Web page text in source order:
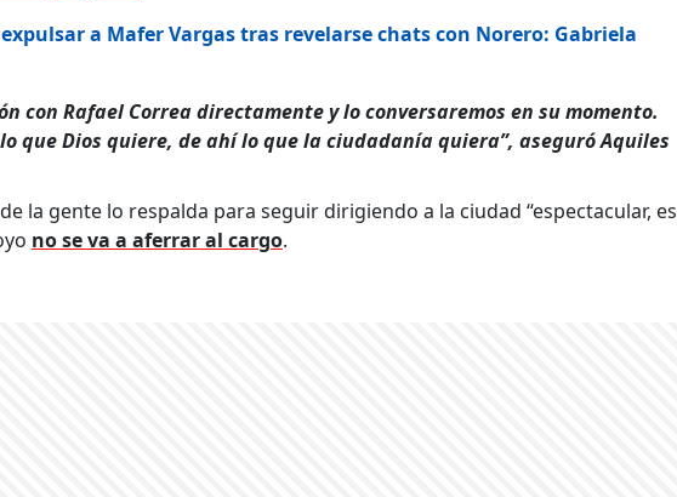
a Mafer Vargas tras revelarse chats con Norero: Gabriela
con Rafael Correa directamente y lo conversaremos en su momento.
que Dios quiere, de ahí lo que la ciudadanía quiera”, aseguró Aquiles
la gente lo respalda para seguir dirigiendo a la ciudad “espectacular, es
no se va a aferrar al cargo.